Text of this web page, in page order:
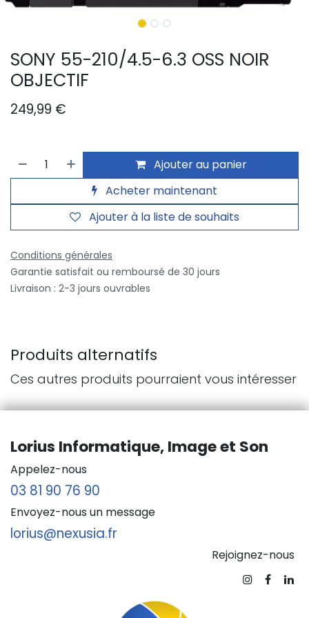
SONY 55-210/4.5-6.3 OSS NOIR
OBJECTIF
249,99 €
Ajouter au panier
Acheter maintenant
Ajouter à la liste de souhaits
Conditions générales
Garantie satisfait ou remboursé de 30 jours
Livraison : 2-3 jours ouvrables
Produits alternatifs
Ces autres produits pourraient vous intéresser
Lorius Informatique, Image et Son
Appelez-nous
03 81 90 76 90
Envoyez-nous un message
lorius@nexusia.fr
Rejoignez-nous